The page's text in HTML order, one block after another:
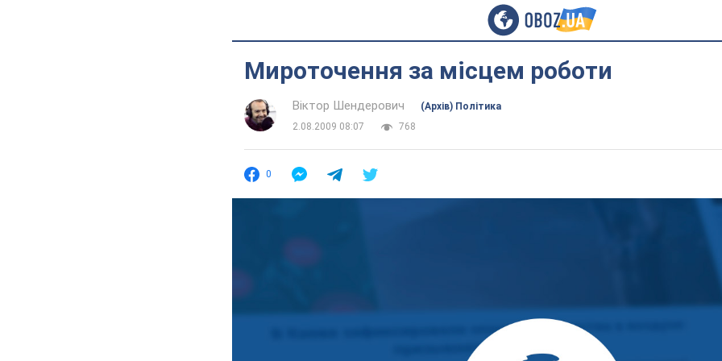
Мироточення за місцем роботи
Віктор Шендерович
(Архів) Політика
2.08.2009 08:07
768
0